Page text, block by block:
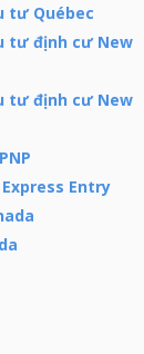
tư Québec
tư định cư New
tư định cư New
Entry